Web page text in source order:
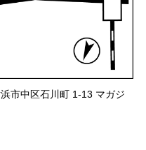
市中区石川町 1-13 マガジ